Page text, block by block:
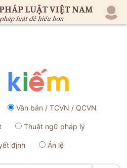
Văn bản / TCVN / QCVN
Thuật ngữ pháp lý
định Án lệ